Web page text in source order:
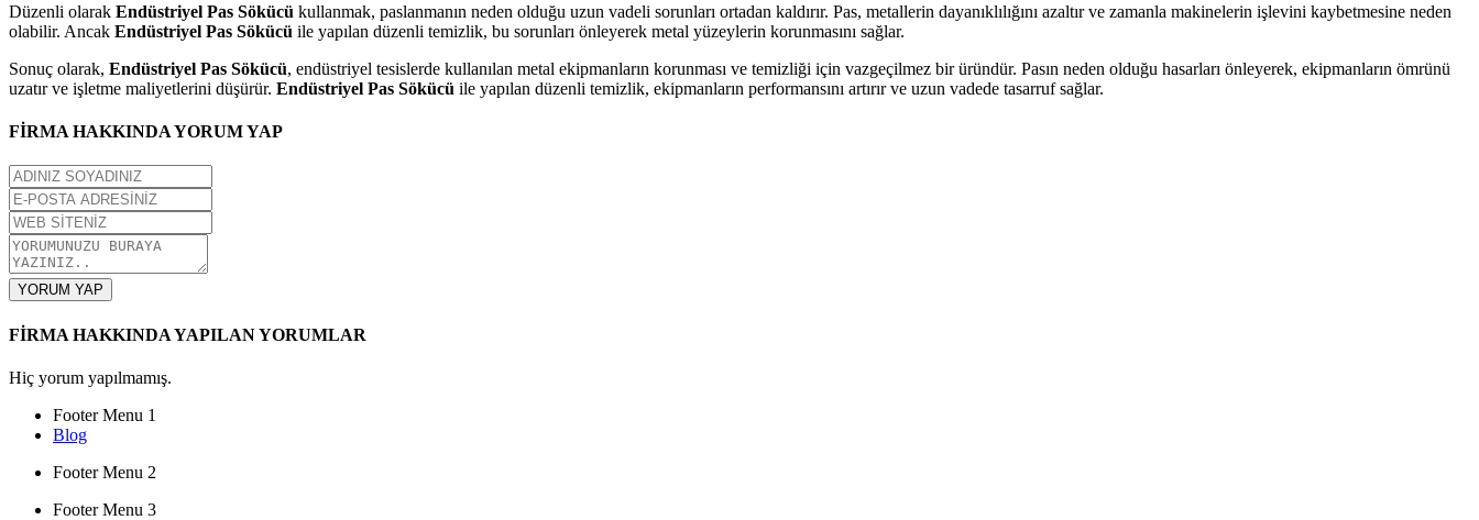
Düzenli olarak Endüstriyel Pas Sökücü kullanmak, paslanmanın neden olduğu uzun vadeli sorunları ortadan kaldırır. Pas, metallerin dayanıklılığını azaltır ve zamanla makinelerin işlevini kaybetmesine neden
olabilir. Ancak Endüstriyel Pas Sökücü ile yapılan düzenli temizlik, bu sorunları önleyerek metal yüzeylerin korunmasını sağlar.
Sonuç olarak, Endüstriyel Pas Sökücü, endüstriyel tesislerde kullanılan metal ekipmanların korunması ve temizliği için vazgeçilmez bir üründür. Pasın neden olduğu hasarları önleyerek, ekipmanların ömrünü
uzatır ve işletme maliyetlerini düşürür. Endüstriyel Pas Sökücü ile yapılan düzenli temizlik, ekipmanların performansını artırır ve uzun vadede tasarruf sağlar.
FİRMA HAKKINDA YORUM YAP
YORUM YAP
FİRMA HAKKINDA YAPILAN YORUMLAR
Hiç yorum yapılmamış.
Footer Menu 1
Blog
Footer Menu 2
Footer Menu 3